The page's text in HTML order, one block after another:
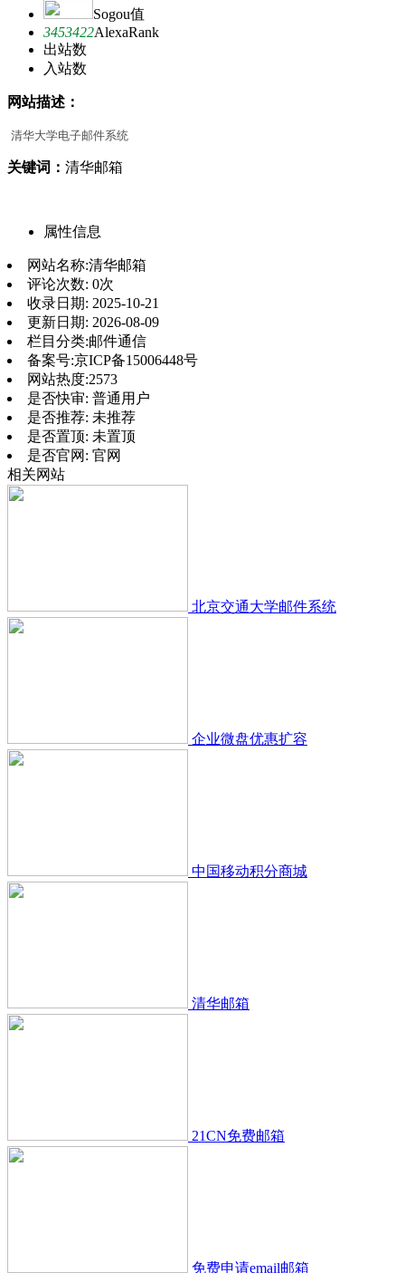
Sogou值
3453422AlexaRank
出站数
入站数
网站描述：
清华大学电子邮件系统
关键词： 清华邮箱
属性信息
网站名称:清华邮箱
评论次数: 0次
收录日期: 2025-10-21
更新日期: 2026-08-09
栏目分类:邮件通信
备案号:京ICP备15006448号
网站热度:2573
是否快审: 普通用户
是否推荐: 未推荐
是否置顶: 未置顶
是否官网: 官网
相关网站
北京交通大学邮件系统
企业微盘优惠扩容
中国移动积分商城
清华邮箱
21CN免费邮箱
免费申请email邮箱